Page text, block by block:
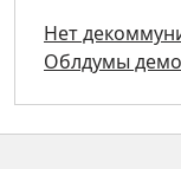
Нет
Облдумы